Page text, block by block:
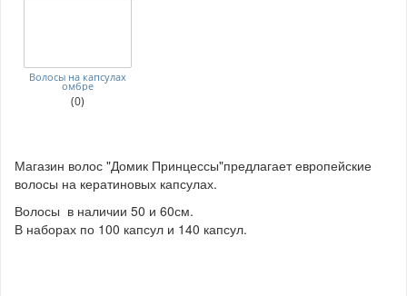
Волосы на капсулах
омбре
(0)
Магазин волос "Домик Принцессы"предлагает европейские
волосы на кератиновых капсулах.
Волосы в наличии 50 и 60см.
В наборах по 100 капсул и 140 капсул.